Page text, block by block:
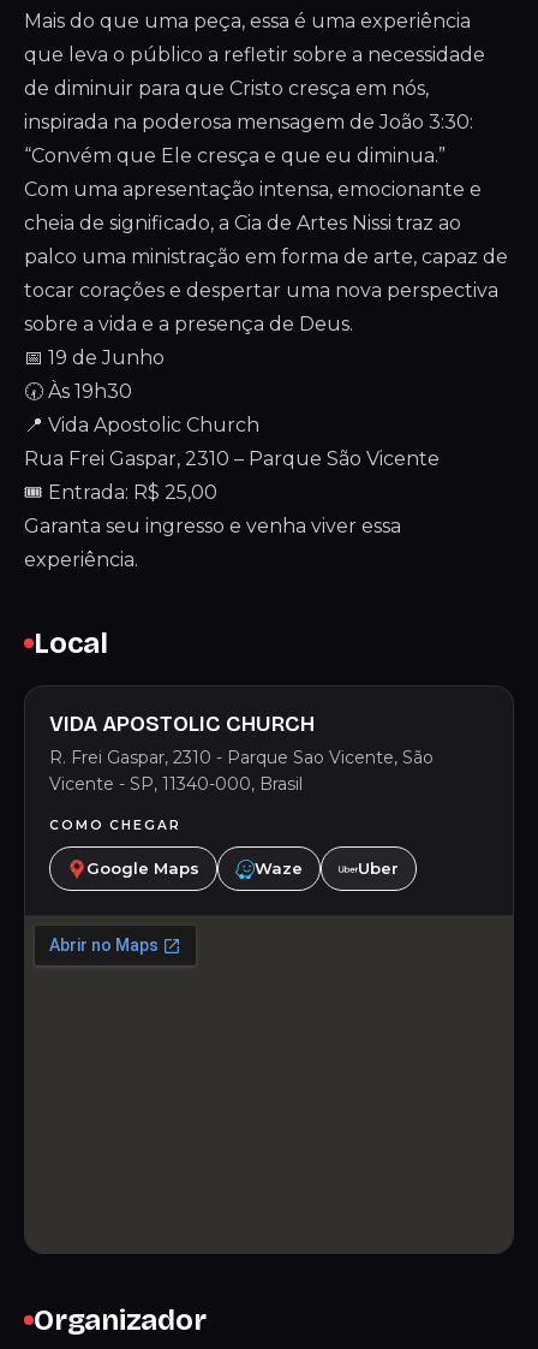
Mais do que uma peça, essa é uma experiência
que leva o público a refletir sobre a necessidade
de diminuir para que Cristo cresça em nós,
inspirada na poderosa mensagem de João 3:30:
“Convém que Ele cresça e que eu diminua.”
Com uma apresentação intensa, emocionante e
cheia de significado, a Cia de Artes Nissi traz ao
palco uma ministração em forma de arte, capaz de
tocar corações e despertar uma nova perspectiva
sobre a vida e a presença de Deus.
📅 19 de Junho
🕢 Às 19h30
📍 Vida Apostolic Church
Rua Frei Gaspar, 2310 – Parque São Vicente
🎟️ Entrada: R$ 25,00
Garanta seu ingresso e venha viver essa
experiência.
Local
VIDA APOSTOLIC CHURCH
R. Frei Gaspar, 2310 - Parque Sao Vicente, São
Vicente - SP, 11340-000, Brasil
COMO CHEGAR
Google Maps Waze Uber
Organizador